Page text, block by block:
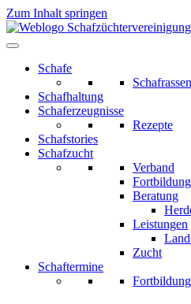
Zum Inhalt springen
Schafe
Schafrassen
Schafhaltung
Schaferzeugnisse
Rezepte
Schafstories
Schafzucht
Verband
Fortbildung
Beratung
Leistungen
Zucht
Schaftermine
Fortbildung